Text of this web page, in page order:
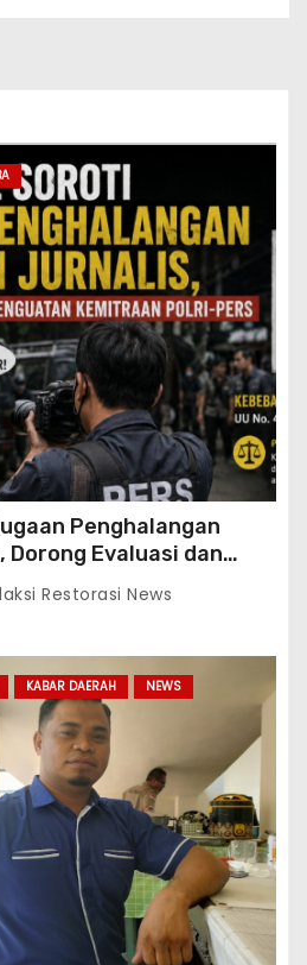
Penghalangan
Evaluasi dan
Polri-Pers
Restorasi News
KABAR DAERAH NEWS